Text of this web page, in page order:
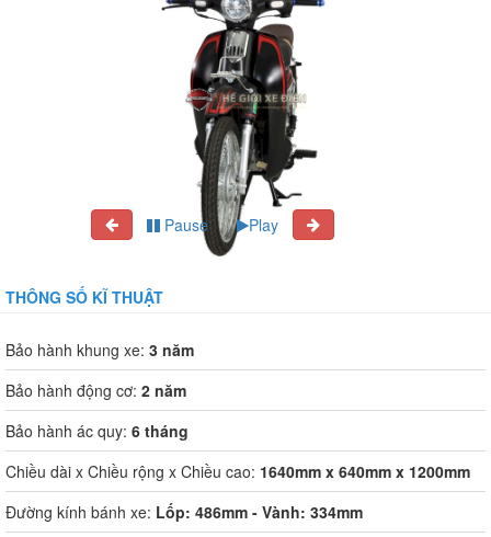
Pause Play
THÔNG SỐ KĨ THUẬT
Bảo hành khung xe: 3 năm
Bảo hành động cơ: 2 năm
Bảo hành ác quy: 6 tháng
Chiều dài x Chiều rộng x Chiều cao: 1640mm x 640mm x 1200mm
Đường kính bánh xe: Lốp: 486mm - Vành: 334mm